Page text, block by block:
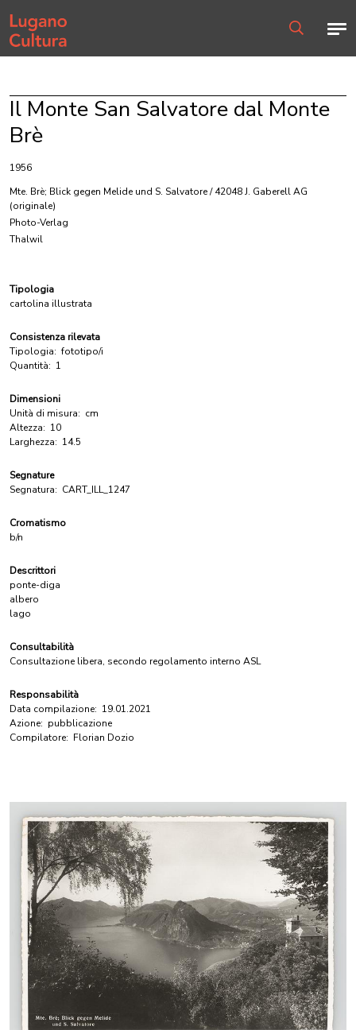
Home page
Il Monte San Salvatore dal Monte
Brè
1956
Mte. Brè; Blick gegen Melide und S. Salvatore / 42048 J. Gaberell AG
(originale)
Photo-Verlag
Thalwil
Tipologia
cartolina illustrata
Consistenza rilevata
Tipologia: fototipo/i
Quantità: 1
Dimensioni
Unità di misura: cm
Altezza: 10
Larghezza: 14.5
Segnature
Segnatura: CART_ILL_1247
Cromatismo
b/n
Descrittori
ponte-diga
albero
lago
Consultabilità
Consultazione libera, secondo regolamento interno ASL
Responsabilità
Data compilazione: 19.01.2021
Azione: pubblicazione
Compilatore: Florian Dozio